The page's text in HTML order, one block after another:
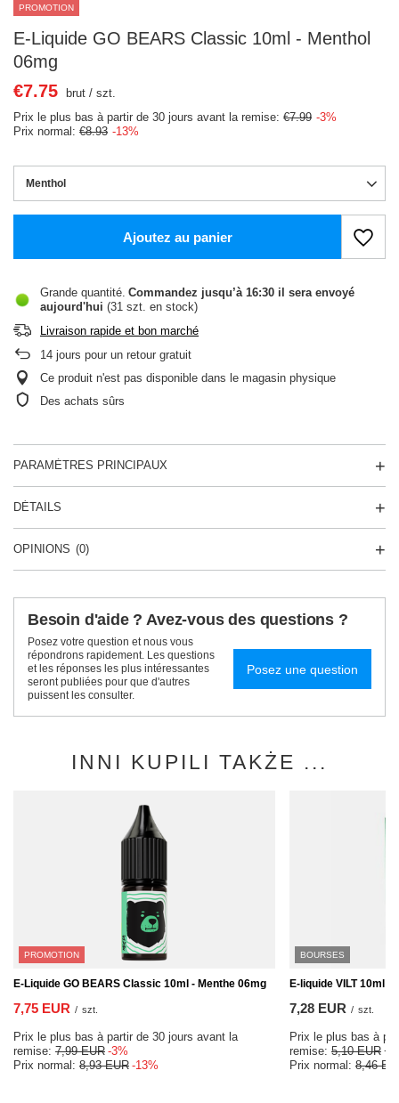
PROMOTION
E-Liquide GO BEARS Classic 10ml - Menthol
06mg
Menthol
€7.75 brut / szt.
Prix le plus bas à partir de 30 jours avant la remise: €7.99 -3%
Prix normal: €8.93 -13%
Ajoutez au panier
Grande quantité Commandez jusqu’à 16:30 il sera envoyé
aujourd'hui (31 szt. en stock)
Livraison rapide et bon marché
14 jours pour un retour gratuit
Ce produit n'est pas disponible dans le magasin physique
Des achats sûrs
PARAMÈTRES PRINCIPAUX
DÉTAILS
OPINIONS (0)
Besoin d'aide ? Avez-vous des questions ?
Posez votre question et nous vous
répondrons rapidement. Les questions
et les réponses les plus intéressantes
seront publiées pour que d'autres
puissent les consulter.
Posez une question
INNI KUPILI TAKŻE ...
PROMOTION
E-Liquide GO BEARS Classic 10ml - Menthe 06mg
7,75 EUR / szt.
Prix le plus bas à partir de 30 jours avant la
remise: 7,99 EUR -3%
Prix normal: 8,93 EUR -13%
BOURSES
E-liquide VILT 10ml -
7,28 EUR / szt.
Prix le plus bas à
remise: 5,10 EUR
Prix normal: 8,46